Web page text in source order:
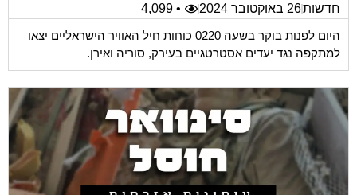
חדשות26 באוקטובר 2024
• 4,099
היום לפנות בוקר בשעה 0220 כוחות חיל האוויר הישראליים יצאו
למתקפה נגד יעדים אסטרטגיים בעירק, סוריה ואירן.